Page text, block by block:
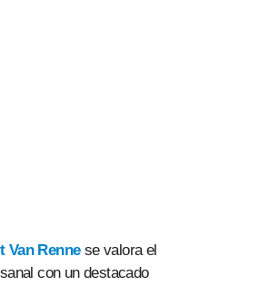
Van Rennese valora el
con un destacado